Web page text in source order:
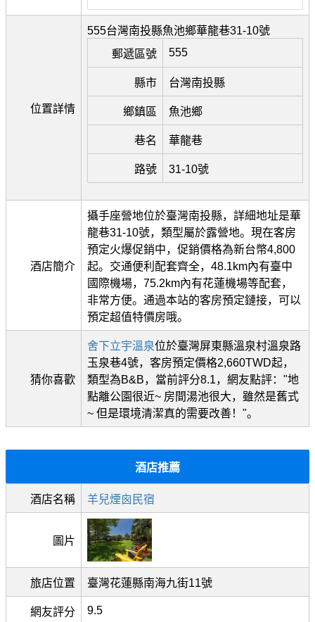
位置詳情
555台灣南投縣魚池鄉華龍巷31-10號
郵遞區號
555
縣市 台灣南投縣
鄉鎮區 魚池鄉
巷名 華龍巷
路號 31-10號
酒店簡介
攝手座營地位於臺灣南投縣，詳細地址是華
龍巷31-10號，類型屬於露營地。現在客房
預定火爆促銷中，促銷價格為新台幣4,800
起。交通便利配套齊全，48.1km內有臺中
國際機場，75.2km內有花蓮機場等配套，
非常方便。通過本站的客房預定鏈接，可以
預定超值特價房哦。
猜你喜歡
舍下立宇溫泉位於臺灣屏東縣溫泉村溫泉路
玉泉巷4號，客房預定價格2,660TWD起，
類型為B&B，當前評分8.1，網友點評："地
點離公園很近~ 房間湯池很大，雖然是舊式
~ 但是環境清潔真的需要改善！"。
酒店推薦
酒店名稱 羊兒煙囪民宿
圖片
旅店位置 臺灣花蓮縣南海九街11號
網友評分 9.5